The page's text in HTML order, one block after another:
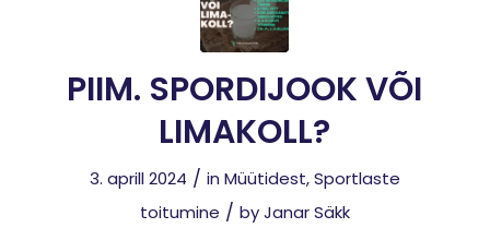
PIIM. SPORDIJOOK VÕI
LIMAKOLL?
3. aprill 2024 / in Müütidest,Sportlaste
toitumine / byJanar Säkk